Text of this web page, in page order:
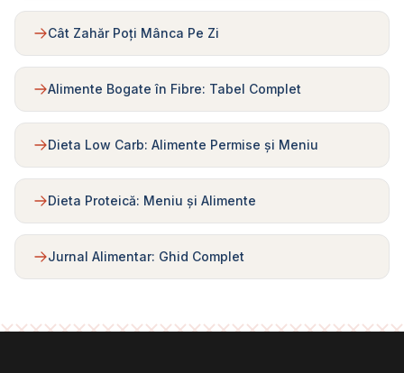
Cât Zahăr Poți Mânca Pe Zi
Alimente Bogate în Fibre: Tabel Complet
Dieta Low Carb: Alimente Permise și Meniu
Dieta Proteică: Meniu și Alimente
Jurnal Alimentar: Ghid Complet